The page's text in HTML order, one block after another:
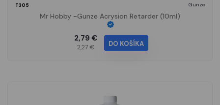
T305 Gunze
Mr Hobby -Gunze Acrysion Retarder (10ml)
2,79 €
2,27 € DO KOŠÍKA